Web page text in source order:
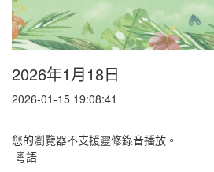
2026年1月18日
2026-01-15 19:08:41
您的瀏覽器不支援靈修錄音播放。
粵語